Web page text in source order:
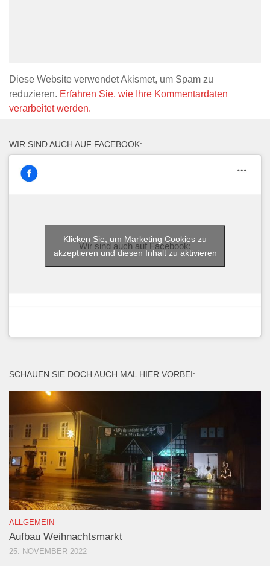
Diese Website verwendet Akismet, um Spam zu
reduzieren. Erfahren Sie, wie Ihre Kommentardaten
verarbeitet werden.
WIR SIND AUCH AUF FACEBOOK:
Wir sind auch auf Facebook:
Klicken Sie, um Marketing Cookies zu
akzeptieren und diesen Inhalt zu aktivieren
SCHAUEN SIE DOCH AUCH MAL HIER VORBEI:
ALLGEMEIN
Aufbau Weihnachtsmarkt
25. NOVEMBER 2022